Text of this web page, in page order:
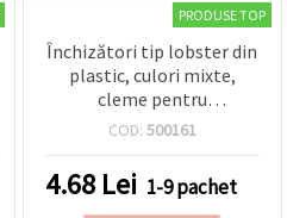
PRODUSE TOP
Închizători tip lobster din
plastic, culori mixte,
cleme pentru
confecționare bijuterii,
dimensiune: 35x22 mm,
orificiu: 3 mm – 10 buc.
COD: 500161
4.68 Lei 1-9 pachet